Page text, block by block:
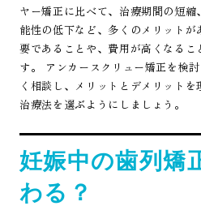
ヤー矯正に比べて、治療期間の短
能性の低下など、多くのメリット
要であることや、費用が高くなるこ
す。 アンカースクリュー矯正を検
く相談し、メリットとデメリット
治療法を選ぶようにしましょう。
妊娠中の歯列矯
わる？